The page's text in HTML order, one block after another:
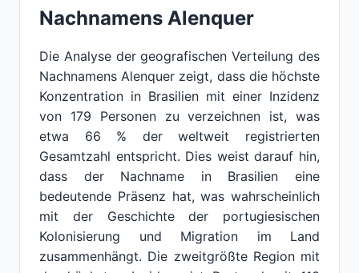
Nachnamens Alenquer
Die Analyse der geografischen Verteilung des
Nachnamens Alenquer zeigt, dass die höchste
Konzentration in Brasilien mit einer Inzidenz
von 179 Personen zu verzeichnen ist, was
etwa 66 % der weltweit registrierten
Gesamtzahl entspricht. Dies weist darauf hin,
dass der Nachname in Brasilien eine
bedeutende Präsenz hat, was wahrscheinlich
mit der Geschichte der portugiesischen
Kolonisierung und Migration im Land
zusammenhängt. Die zweitgrößte Region mit